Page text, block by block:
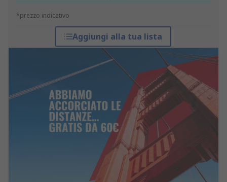
*prezzo indicativo
Aggiungi alla tua lista